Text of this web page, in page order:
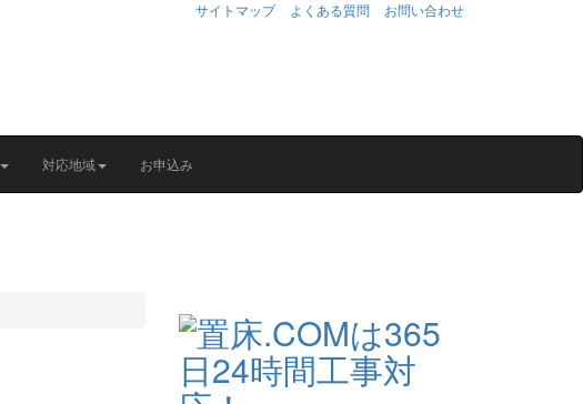
サイトマップ よくある質問 お問い合わせ
対応地域 お申込み